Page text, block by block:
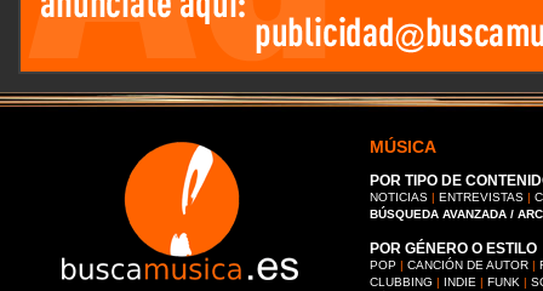
MÚSICA
POR TIPO DE
NOTICIAS | ENTREVISTAS |
BÚSQUEDA AVANZADA /
POR GÉNERO O ESTILO
POP | CANCIÓN DE AUTOR |
CLUBBING | INDIE | FUNK |